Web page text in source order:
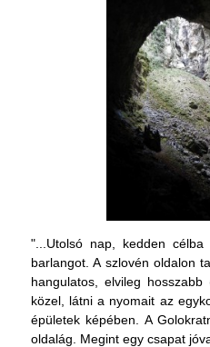
"... Utolsó nap, kedden
barlangot. A szlovén oldalon
hangulatos, elvileg
közel, látni a nyomait az
épületek képében. A
oldalág. Megint egy csapat